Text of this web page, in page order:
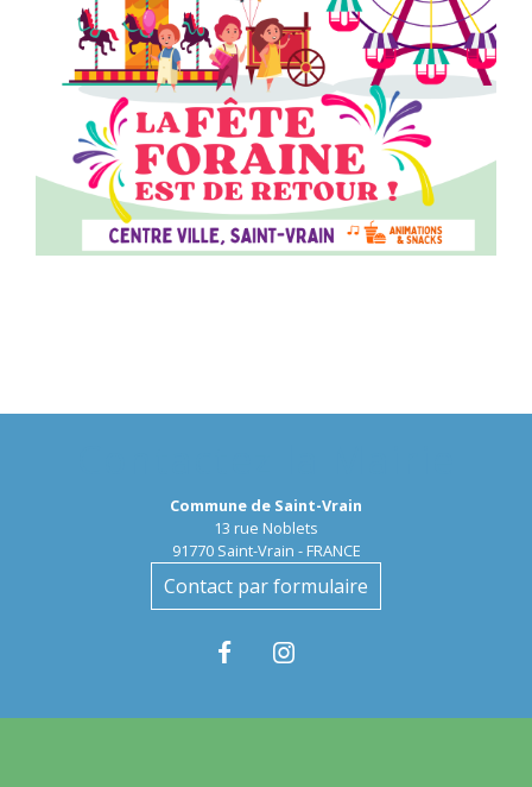
Commune de Saint-Vrain
13 rue Noblets
91770 Saint-Vrain - FRANCE
Contact par formulaire